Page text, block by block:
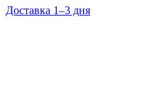
Доставка 1–3 дня